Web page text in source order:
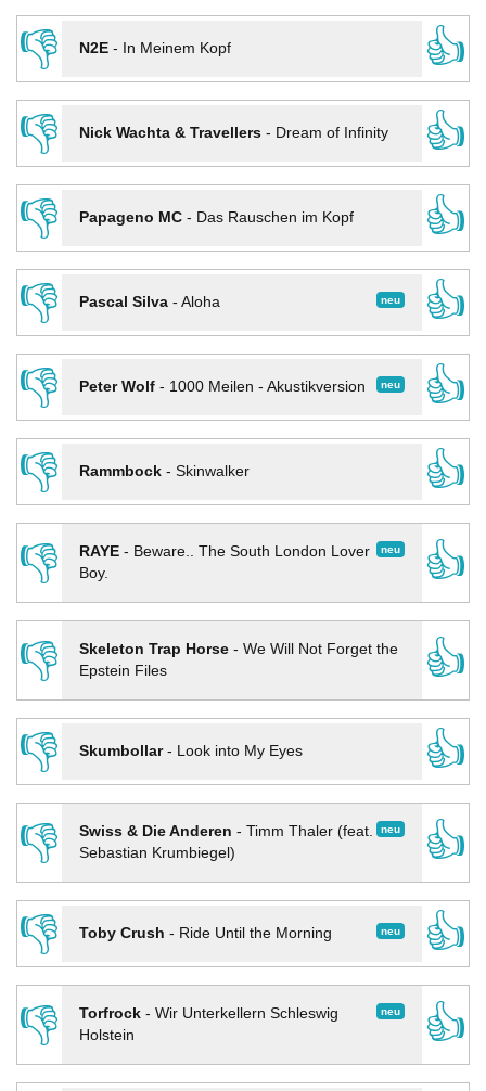
👎
N2E- In Meinem Kopf
👍
👎
Nick Wachta & Travellers- Dream of Infinity
👍
👎
Papageno MC- Das Rauschen im Kopf
👍
👎
neu
Pascal Silva- Aloha
👍
👎
neu
Peter Wolf- 1000 Meilen - Akustikversion
👍
👎
Rammbock- Skinwalker
👍
👎
neu
RAYE- Beware.. The South London Lover
Boy.
👍
👎 Skeleton Trap Horse- We Will Not Forget the
Epstein Files
👍
👎
Skumbollar- Look into My Eyes
👍
👎
neu
Swiss & Die Anderen - Timm Thaler (feat.
Sebastian Krumbiegel)
👍
👎
neu
Toby Crush - Ride Until the Morning
👍
👎
neu
Torfrock- Wir Unterkellern Schleswig
Holstein
👍